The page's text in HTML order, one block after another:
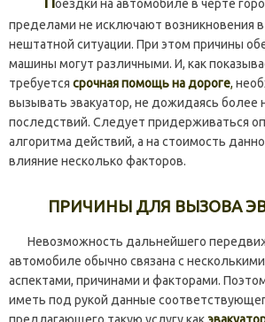
оездки на автомобиле в черте
пределами не исключают возникновения
нештатной ситуации. При этом причины
машины могут различными. И, как
требуется срочная помощь на дороге,
вызывать эвакуатор, не дожидаясь более
последствий. Следует придерживаться
алгоритма действий, а на стоимость
влияние несколько факторов.
ПРИЧИНЫ ДЛЯ ВЫЗОВА
Невозможность дальнейшего
автомобиле обычно связана с
аспектами, причинами и факторами.
иметь под рукой данные